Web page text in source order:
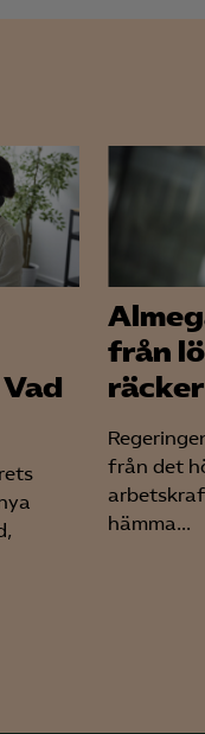
från
från det
hämma...